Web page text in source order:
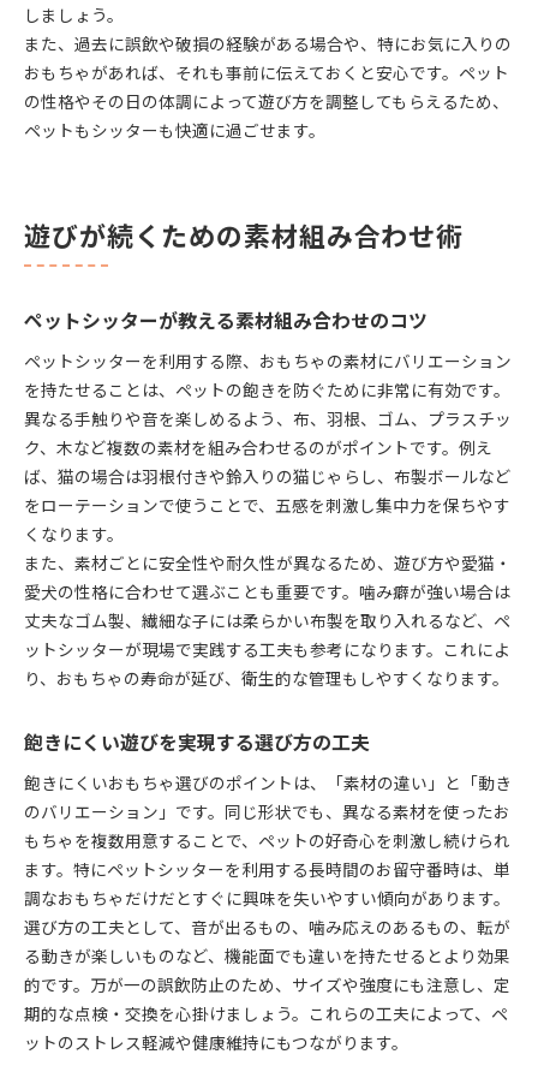
しましょう。
また、過去に誤飲や破損の経験がある場合や、特にお気に入りの
おもちゃがあれば、それも事前に伝えておくと安心です。ペット
の性格やその日の体調によって遊び方を調整してもらえるため、
ペットもシッターも快適に過ごせます。
遊びが続くための素材組み合わせ術
ペットシッターが教える素材組み合わせのコツ
ペットシッターを利用する際、おもちゃの素材にバリエーション
を持たせることは、ペットの飽きを防ぐために非常に有効です。
異なる手触りや音を楽しめるよう、布、羽根、ゴム、プラスチッ
ク、木など複数の素材を組み合わせるのがポイントです。例え
ば、猫の場合は羽根付きや鈴入りの猫じゃらし、布製ボールなど
をローテーションで使うことで、五感を刺激し集中力を保ちやす
くなります。
また、素材ごとに安全性や耐久性が異なるため、遊び方や愛猫・
愛犬の性格に合わせて選ぶことも重要です。噛み癖が強い場合は
丈夫なゴム製、繊細な子には柔らかい布製を取り入れるなど、ペ
ットシッターが現場で実践する工夫も参考になります。これによ
り、おもちゃの寿命が延び、衛生的な管理もしやすくなります。
飽きにくい遊びを実現する選び方の工夫
飽きにくいおもちゃ選びのポイントは、「素材の違い」と「動き
のバリエーション」です。同じ形状でも、異なる素材を使ったお
もちゃを複数用意することで、ペットの好奇心を刺激し続けられ
ます。特にペットシッターを利用する長時間のお留守番時は、単
調なおもちゃだけだとすぐに興味を失いやすい傾向があります。
選び方の工夫として、音が出るもの、噛み応えのあるもの、転が
る動きが楽しいものなど、機能面でも違いを持たせるとより効果
的です。万が一の誤飲防止のため、サイズや強度にも注意し、定
期的な点検・交換を心掛けましょう。これらの工夫によって、ペ
ットのストレス軽減や健康維持にもつながります。